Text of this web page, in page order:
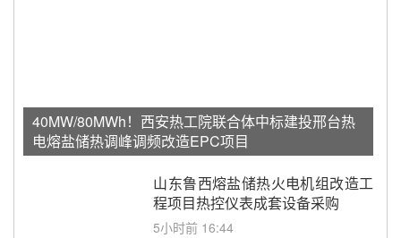
40MW/80MWh！西安热工院联合体中标建投邢台热
电熔盐储热调峰调频改造EPC项目
山东鲁西熔盐储热火电机组改造工
程项目热控仪表成套设备采购
5小时前 16:44